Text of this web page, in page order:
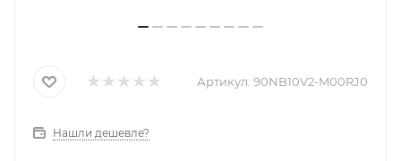
Артикул: 90NB10V2-M00RJ0
Нашли дешевле?